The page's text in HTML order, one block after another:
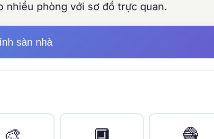
nhiều phòng với sơ đồ trực quan.
sàn nhà